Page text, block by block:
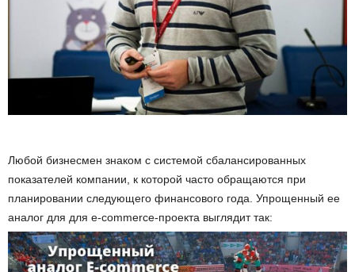
Любой бизнесмен знаком с системой сбалансированных
показателей компании, к которой часто обращаются при
планировании следующего финансового года. Упрощенный ее
аналог для для e-commerce-проекта выглядит так: